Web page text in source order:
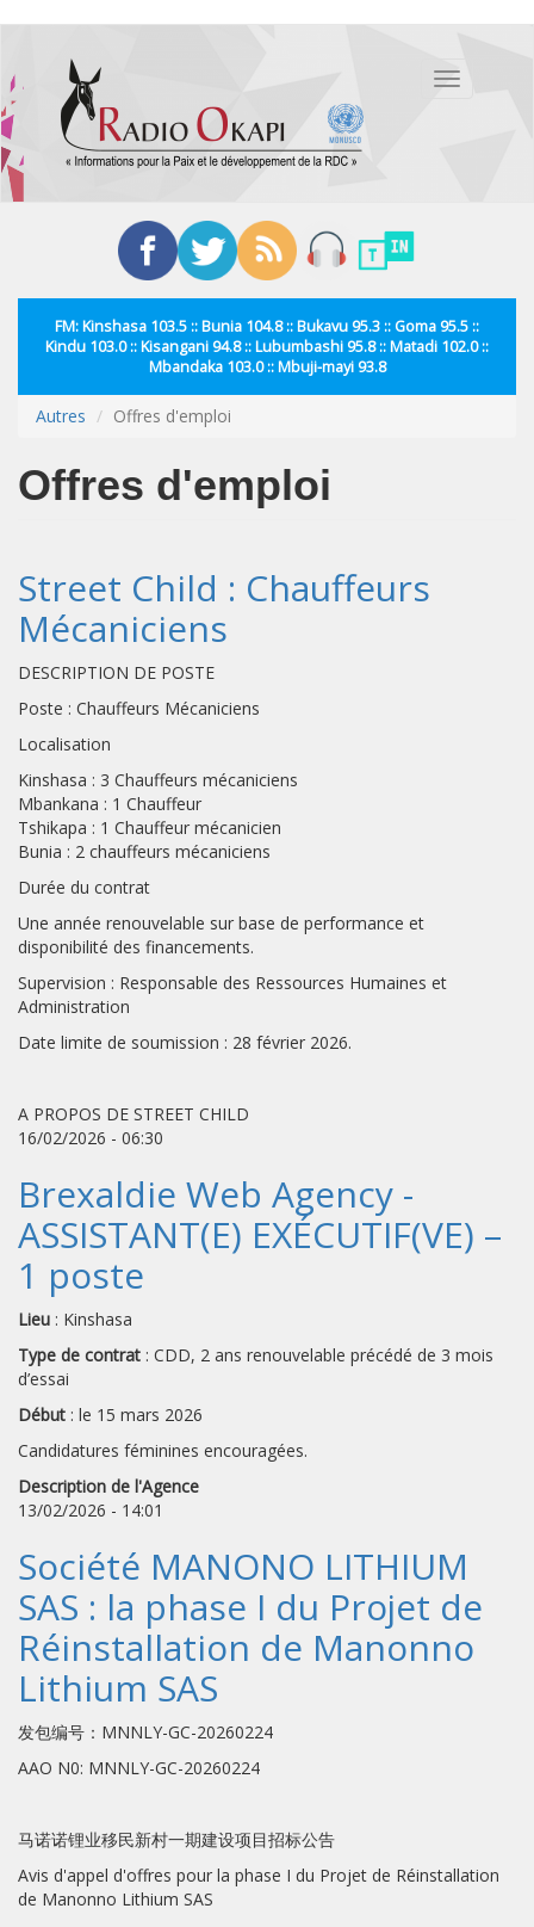
contenu
principal
Toggle
FM: Kinshasa 103.5 :: Bunia 104.8 :: Bukavu 95.3 :: Goma 95.5 ::
Kindu 103.0 :: Kisangani 94.8 :: Lubumbashi 95.8 :: Matadi 102.0 ::
Mbandaka 103.0 :: Mbuji-mayi 93.8
Autres Offres d'emploi
Offres d'emploi
Street Child : Chauffeurs
Mécaniciens
DESCRIPTION DE POSTE
Poste : Chauffeurs Mécaniciens
Localisation
Kinshasa : 3 Chauffeurs mécaniciens
Mbankana : 1 Chauffeur
Tshikapa : 1 Chauffeur mécanicien
Bunia : 2 chauffeurs mécaniciens
Durée du contrat
Une année renouvelable sur base de performance et
disponibilité des financements.
Supervision : Responsable des Ressources Humaines et
Administration
Date limite de soumission : 28 février 2026.
A PROPOS DE STREET CHILD
16/02/2026 - 06:30
Brexaldie Web Agency -
ASSISTANT(E) EXÉCUTIF(VE) –
1 poste
Lieu : Kinshasa
Type de contrat : CDD, 2 ans renouvelable précédé de 3 mois
d’essai
Début : le 15 mars 2026
Candidatures féminines encouragées.
Description de l'Agence
13/02/2026 - 14:01
Société MANONO LITHIUM
SAS : la phase I du Projet de
Réinstallation de Manonno
Lithium SAS
发包编号：MNNLY-GC-20260224
AAO N0: MNNLY-GC-20260224
马诺诺锂业移民新村一期建设项目招标公告
Avis d'appel d'offres pour la phase I du Projet de Réinstallation
de Manonno Lithium SAS